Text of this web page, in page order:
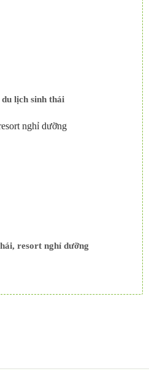
lịch sinh thái
resort nghỉ dưỡng